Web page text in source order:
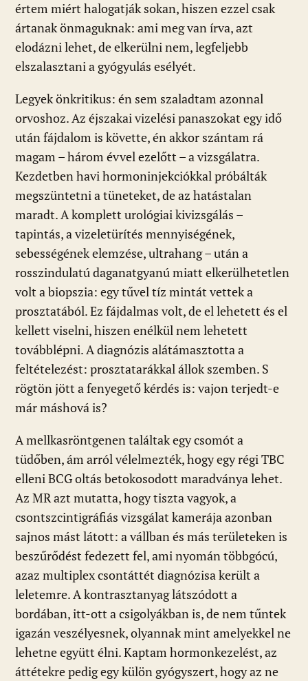
értem miért halogatják sokan, hiszen ezzel csak
ártanak önmaguknak: ami meg van írva, azt
elodázni lehet, de elkerülni nem, legfeljebb
elszalasztani a gyógyulás esélyét.
Legyek önkritikus: én sem szaladtam azonnal
orvoshoz. Az éjszakai vizelési panaszokat egy idő
után fájdalom is követte, én akkor szántam rá
magam – három évvel ezelőtt – a vizsgálatra.
Kezdetben havi hormoninjekciókkal próbálták
megszüntetni a tüneteket, de az hatástalan
maradt. A komplett urológiai kivizsgálás –
tapintás, a vizeletürítés mennyiségének,
sebességének elemzése, ultrahang – után a
rosszindulatú daganatgyanú miatt elkerülhetetlen
volt a biopszia: egy tűvel tíz mintát vettek a
prosztatából. Ez fájdalmas volt, de el lehetett és el
kellett viselni, hiszen enélkül nem lehetett
továbblépni. A diagnózis alátámasztotta a
feltételezést: prosztatarákkal állok szemben. S
rögtön jött a fenyegető kérdés is: vajon terjedt-e
már máshová is?
A mellkasröntgenen találtak egy csomót a
tüdőben, ám arról vélelmezték, hogy egy régi TBC
elleni BCG oltás betokosodott maradványa lehet.
Az MR azt mutatta, hogy tiszta vagyok, a
csontszcintigráfiás vizsgálat kamerája azonban
sajnos mást látott: a vállban és más területeken is
beszűrődést fedezett fel, ami nyomán többgócú,
azaz multiplex csontáttét diagnózisa került a
leletemre. A kontrasztanyag látszódott a
bordában, itt-ott a csigolyákban is, de nem tűntek
igazán veszélyesnek, olyannak mint amelyekkel ne
lehetne együtt élni. Kaptam hormonkezelést, az
áttétekre pedig egy külön gyógyszert, hogy az ne